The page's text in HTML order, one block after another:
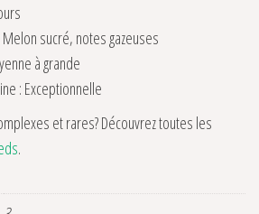
sucré, notes gazeuses
à grande
: Exceptionnelle
et rares? Découvrez toutes les
.